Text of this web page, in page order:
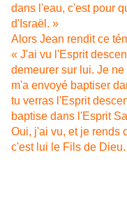
dans l'eau, c'est pour
d'Israël. »
Alors Jean rendit ce
« J'ai vu l'Esprit
demeurer sur lui. Je
m'a envoyé baptiser
tu verras l'Esprit
baptise dans l'Esprit
Oui, j'ai vu, et je rends
c'est lui le Fils de